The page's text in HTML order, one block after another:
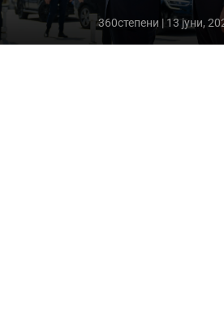
360степени | 13 јуни,